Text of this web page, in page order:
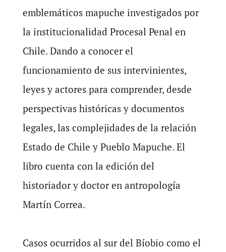
emblemáticos mapuche investigados por
la institucionalidad Procesal Penal en
Chile. Dando a conocer el
funcionamiento de sus intervinientes,
leyes y actores para comprender, desde
perspectivas históricas y documentos
legales, las complejidades de la relación
Estado de Chile y Pueblo Mapuche. El
libro cuenta con la edición del
historiador y doctor en antropología
Martín Correa.
Casos ocurridos al sur del Bíobio como el